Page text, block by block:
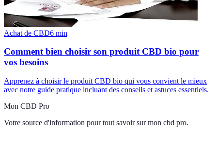
Achat de CBD6 min
Comment bien choisir son produit CBD bio pour
vos besoins
Apprenez à choisir le produit CBD bio qui vous convient le mieux
avec notre guide pratique incluant des conseils et astuces essentiels.
Mon CBD Pro
Votre source d'information pour tout savoir sur mon cbd pro.